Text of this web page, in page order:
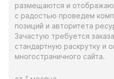
размещаются и
с радостью проведем
позиций и авторитета
Зачастую требуется
стандартную раскрутку и
многостраничного сайта.